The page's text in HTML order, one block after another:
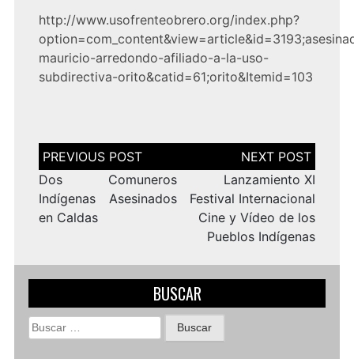
http://www.usofrenteobrero.org/index.php?
mauricio-arredondo-afiliado-a-la-uso-
subdirectiva-orito&catid=61;orito&Itemid=103
Navegación
de
entradas
Dos Comuneros
Indígenas Asesinados
en Caldas
Lanzamiento XI
Festival Internacional
Cine y Vídeo de los
Pueblos Indígenas
BUSCAR
Buscar: